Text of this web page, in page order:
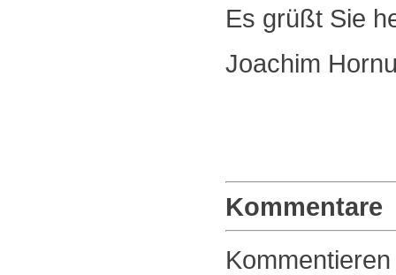
Es grüßt Sie
Joachim
Kommentare
Kommentieren